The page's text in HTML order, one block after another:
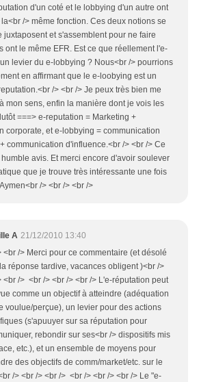
d'un coté et le lobbying d'un autre ont
/> même fonction. Ces deux notions se
juxtaposent et s'assemblent pour ne faire
ont le même EFR. Est ce que réellement l'e-
levier du e-lobbying ? Nous<br /> pourrions
en affirmant que le e-loobying est un
/> <br /> Je peux très bien me
mon sens, enfin la manière dont je vois les
===> e-reputation = Marketing +
corporate, et e-lobbying = communication
communication d'influence.<br /> <br /> Ce
avis. Et merci encore d'avoir soulever
que je trouve très intéressante une fois
/> <br /> <br />
A 21/12/2010 13:40
<br /> Merci pour ce commentaire (et désolé
réponse tardive, vacances obligent )<br />
<br /> <br /> <br /> <br /> L'e-réputation peut
comme un objectif à atteindre (adéquation
voulue/perçue), un levier pour des actions
(s'apuuyer sur sa réputation pour
rebondir sur ses<br /> dispositifs mis
etc.), et un ensemble de moyens pour
des objectifs de comm/market/etc. sur le
/> <br /> <br /> <br /> <br /> <br /> Le "e-